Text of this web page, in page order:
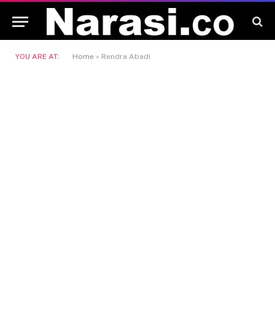
YOU ARE AT: Home » Rendra Abadi